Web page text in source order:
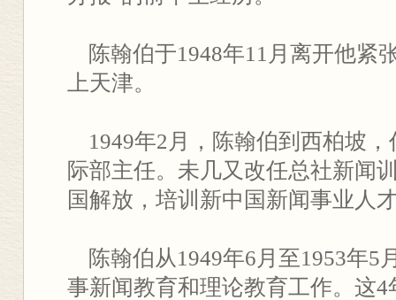
陈翰伯于1948年11月离开他紧
上天津。
1949年2月，陈翰伯到西柏坡，
际部主任。未几又改任总社新闻
国解放，培训新中国新闻事业人
陈翰伯从1949年6月至1953年5
事新闻教育和理论教育工作。这